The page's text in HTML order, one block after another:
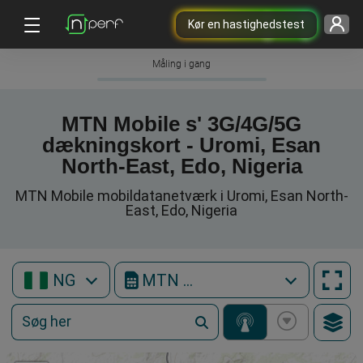
Kør en hastighedstest
Måling i gang
MTN Mobile s' 3G/4G/5G
dækningskort - Uromi, Esan
North-East, Edo, Nigeria
MTN Mobile mobildatanetværk i Uromi, Esan North-
East, Edo, Nigeria
NG MTN Mobile